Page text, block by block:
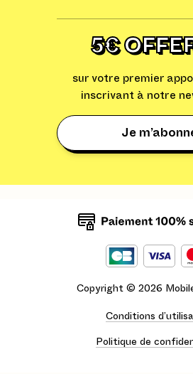
5€
sur votre premier
inscrivant à notre
Je
Copyright © 2026
Conditions
Politique de